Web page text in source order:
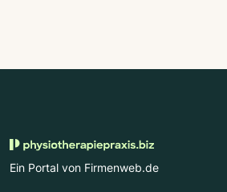
Ein Portal von Firmenweb.de